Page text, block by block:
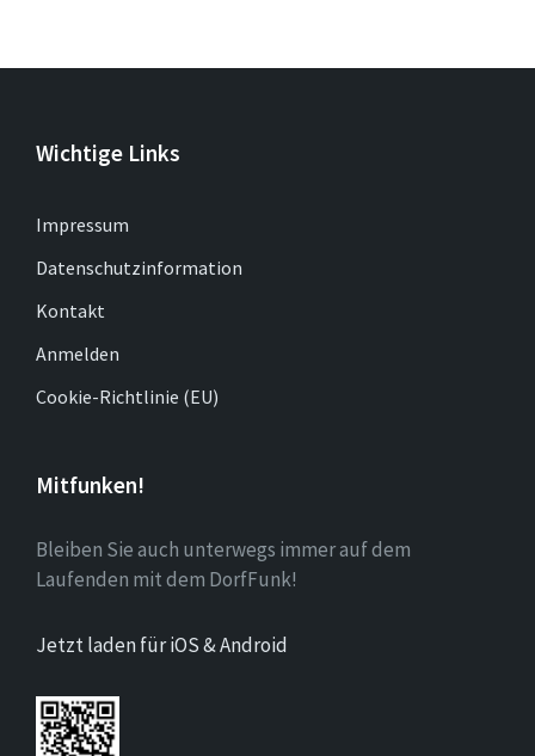
Wichtige Links
Impressum
Datenschutzinformation
Kontakt
Anmelden
Cookie-Richtlinie (EU)
Mitfunken!
Bleiben Sie auch unterwegs immer auf dem
Laufenden mit dem DorfFunk!
Jetzt laden für iOS & Android